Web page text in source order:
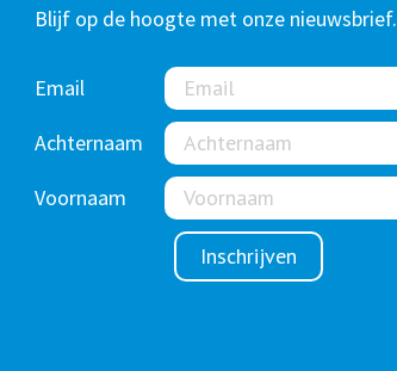
Blijf op de hoogte met onze nieuwsbrief.
Email
Achternaam
Voornaam
Inschrijven